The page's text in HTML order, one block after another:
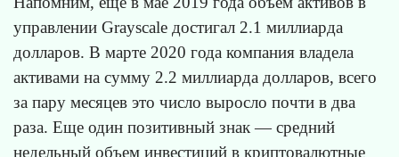
управлении Grayscale достигал 2.1 миллиарда
долларов. В марте 2020 года компания владела
активами на сумму 2.2 миллиарда долларов, всего
за пару месяцев это число выросло почти в два
раза. Еще один позитивный знак — средний
недельный объем инвестиций в криптовалютные